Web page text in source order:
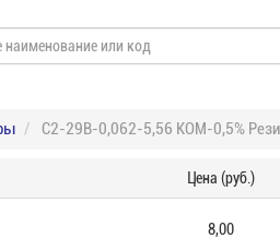
С2-29В-0,062-5,56 КОМ-0,5%
Цена (руб.)
8,00